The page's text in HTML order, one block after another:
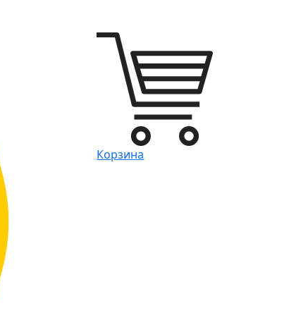
Корзина